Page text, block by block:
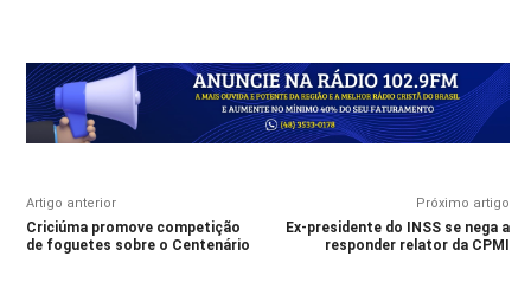
Artigo anterior
Criciúma promove competição
de foguetes sobre o Centenário
Próximo artigo
Ex-presidente do INSS se nega a
responder relator da CPMI